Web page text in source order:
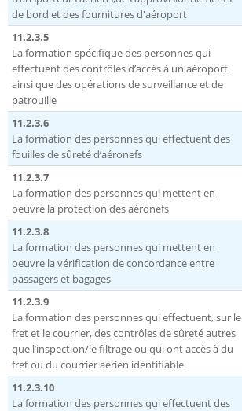
de bord et des fournitures d'aéroport
11.2.3.5
La formation spécifique des personnes qui
effectuent des contrôles d’accès à un aéroport
ainsi que des opérations de surveillance et de
patrouille
11.2.3.6
La formation des personnes qui effectuent des
fouilles de sûreté d’aéronefs
11.2.3.7
La formation des personnes qui mettent en
oeuvre la protection des aéronefs
11.2.3.8
La formation des personnes qui mettent en
oeuvre la vérification de concordance entre
passagers et bagages
11.2.3.9
La formation des personnes qui effectuent, sur le
fret et le courrier, des contrôles de sûreté autres
que l’inspection/le filtrage ou qui ont accès à du
fret ou du courrier aérien identifiable
11.2.3.10
La formation des personnes qui effectuent des